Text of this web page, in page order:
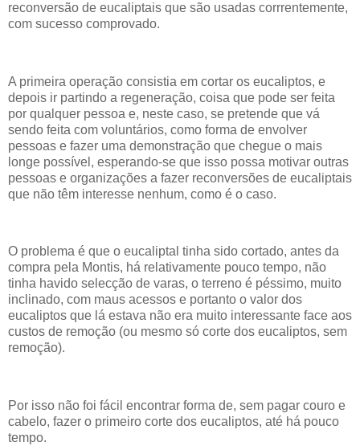
reconversão de eucaliptais que são usadas corrrentemente,
com sucesso comprovado.
A primeira operação consistia em cortar os eucaliptos, e
depois ir partindo a regeneração, coisa que pode ser feita
por qualquer pessoa e, neste caso, se pretende que vá
sendo feita com voluntários, como forma de envolver
pessoas e fazer uma demonstração que chegue o mais
longe possível, esperando-se que isso possa motivar outras
pessoas e organizações a fazer reconversões de eucaliptais
que não têm interesse nenhum, como é o caso.
O problema é que o eucaliptal tinha sido cortado, antes da
compra pela Montis, há relativamente pouco tempo, não
tinha havido selecção de varas, o terreno é péssimo, muito
inclinado, com maus acessos e portanto o valor dos
eucaliptos que lá estava não era muito interessante face aos
custos de remoção (ou mesmo só corte dos eucaliptos, sem
remoção).
Por isso não foi fácil encontrar forma de, sem pagar couro e
cabelo, fazer o primeiro corte dos eucaliptos, até há pouco
tempo.